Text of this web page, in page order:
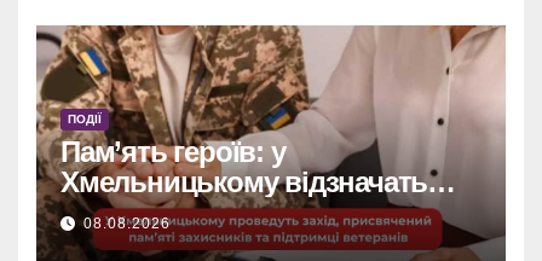
ПОДІЇ
Пам’ять героїв: у
Хмельницькому відзначать
захисників та підтримають
ветеранів.
08.08.2026